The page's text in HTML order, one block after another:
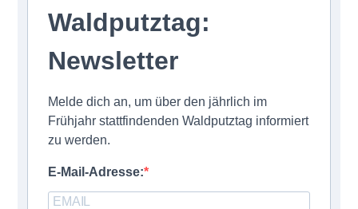
Waldputztag:
Newsletter
Melde dich an, um über den jährlich im
Frühjahr stattfindenden Waldputztag informiert
zu werden.
E-Mail-Adresse: